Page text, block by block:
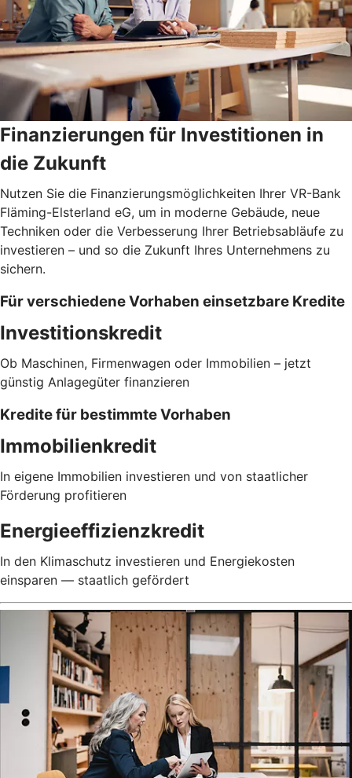
Finanzierungen für Investitionen in
die Zukunft
Nutzen Sie die Finanzierungsmöglichkeiten Ihrer VR-Bank
Fläming-Elsterland eG, um in moderne Gebäude, neue
Techniken oder die Verbesserung Ihrer Betriebsabläufe zu
investieren – und so die Zukunft Ihres Unternehmens zu
sichern.
Für verschiedene Vorhaben einsetzbare Kredite
Investitionskredit
Ob Maschinen, Firmenwagen oder Immobilien – jetzt
günstig Anlagegüter finanzieren
Kredite für bestimmte Vorhaben
Immobilienkredit
In eigene Immobilien investieren und von staatlicher
Förderung profitieren
Energieeffizienzkredit
In den Klimaschutz investieren und Energiekosten
einsparen — staatlich gefördert